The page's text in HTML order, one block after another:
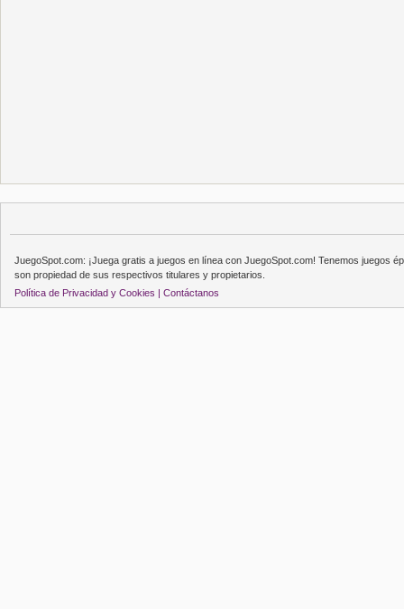
JuegoSpot.com: ¡Juega gratis a juegos en línea con JuegoSpot.com! Tenemos juegos
son propiedad de sus respectivos titulares y propietarios.
Política de Privacidad y Cookies | Contáctanos